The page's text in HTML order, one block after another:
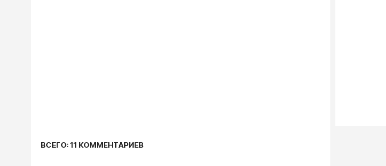
ВСЕГО: 11 КОММЕНТАРИЕВ